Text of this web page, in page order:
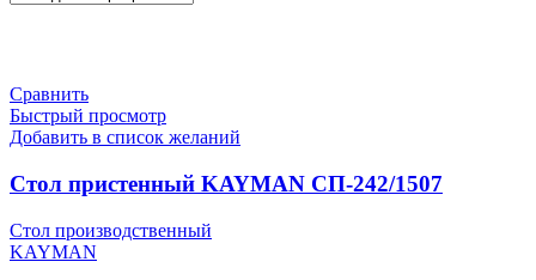
Сравнить
Быстрый просмотр
Добавить в список желаний
Стол пристенный KAYMAN СП-242/1507
Стол производственный
KAYMAN